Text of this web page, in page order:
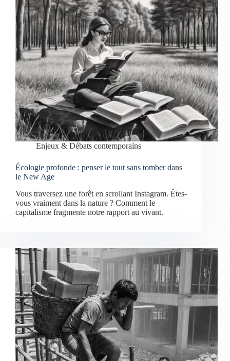
Enjeux & Débats contemporains
Écologie profonde : penser le tout sans tomber dans
le New Age
Vous traversez une forêt en scrollant Instagram. Êtes-
vous vraiment dans la nature ? Comment le
capitalisme fragmente notre rapport au vivant.